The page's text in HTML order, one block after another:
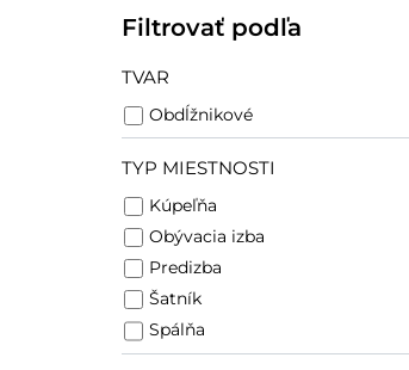
Filtrovať podľa
TVAR
Obdĺžnikové
TYP MIESTNOSTI
Kúpeľňa
Obývacia izba
Predizba
Šatník
Spálňa